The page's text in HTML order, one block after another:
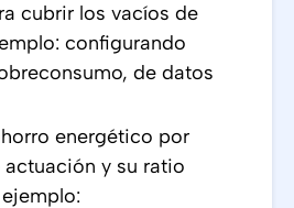
cubrir los vacíos de
configurando
de datos
energético por
y su ratio